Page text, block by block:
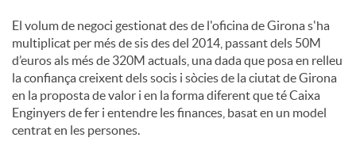
El volum de negoci gestionat des de l'oficina de Girona s'ha
multiplicat per més de sis des del 2014, passant dels 50M
d’euros als més de 320M actuals, una dada que posa en relleu
la confiança creixent dels socis i sòcies de la ciutat de Girona
en la proposta de valor i en la forma diferent que té Caixa
Enginyers de fer i entendre les finances, basat en un model
centrat en les persones.